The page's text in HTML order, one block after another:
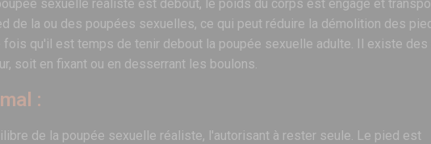
sexuelle réaliste est debout, le poids du corps est engagé et
la ou des poupées sexuelles, ce qui peut réduire la démolition des
qu'il est temps de tenir debout la poupée sexuelle adulte. Il existe
soit en fixant ou en desserrant les boulons.
:
de la poupée sexuelle réaliste, l'autorisant à rester seule. Le pied est